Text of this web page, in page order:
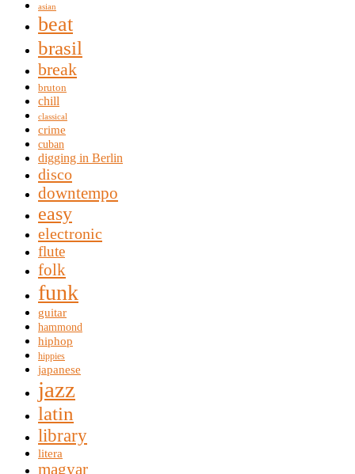
asian
beat
brasil
break
bruton
chill
classical
crime
cuban
digging in Berlin
disco
downtempo
easy
electronic
flute
folk
funk
guitar
hammond
hiphop
hippies
japanese
jazz
latin
library
litera
magyar